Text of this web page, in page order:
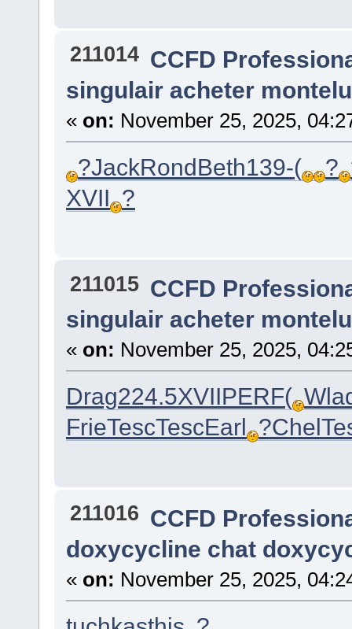
211014 CCFD
singulair acheter
« on: November 25, 2025,
?JackRondBeth139-( ?
XVII ?
211015 CCFD
singulair acheter
« on: November 25, 2025,
Drag224.5XVIIPERF(
FrieTescTescEarl ?Chel
211016 CCFD
doxycycline chat
« on: November 25, 2025,